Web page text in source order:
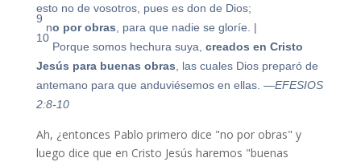
esto no de vosotros, pues es don de Dios;
9
no por obras , para que nadie se gloríe.
|
10
Porque somos hechura suya, creados en Cristo
Jesús para buenas obras , las cuales Dios preparó de
antemano para que anduviésemos en ellas. —EFESIOS
2:8-10
Ah, ¿entonces Pablo primero dice "no por obras" y
luego dice que en Cristo Jesús haremos "buenas